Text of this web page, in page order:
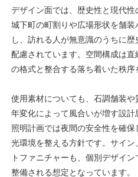
デザイン面では、歴史性と現代
城下町の町割りや広場形状を舗
し、訪れる人が無意識のうちに
配慮されています。空間構成は
の格式と整合する落ち着いた秩序
使用素材についても、石調舗装
年変化によって風合いが増す設計
照明計画では夜間の安全性を確
光環境を整える方針です。サイ
トファニチャーも、個別デザイ
整備される想定となっています。